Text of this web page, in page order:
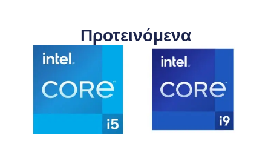
Προτεινόμενα